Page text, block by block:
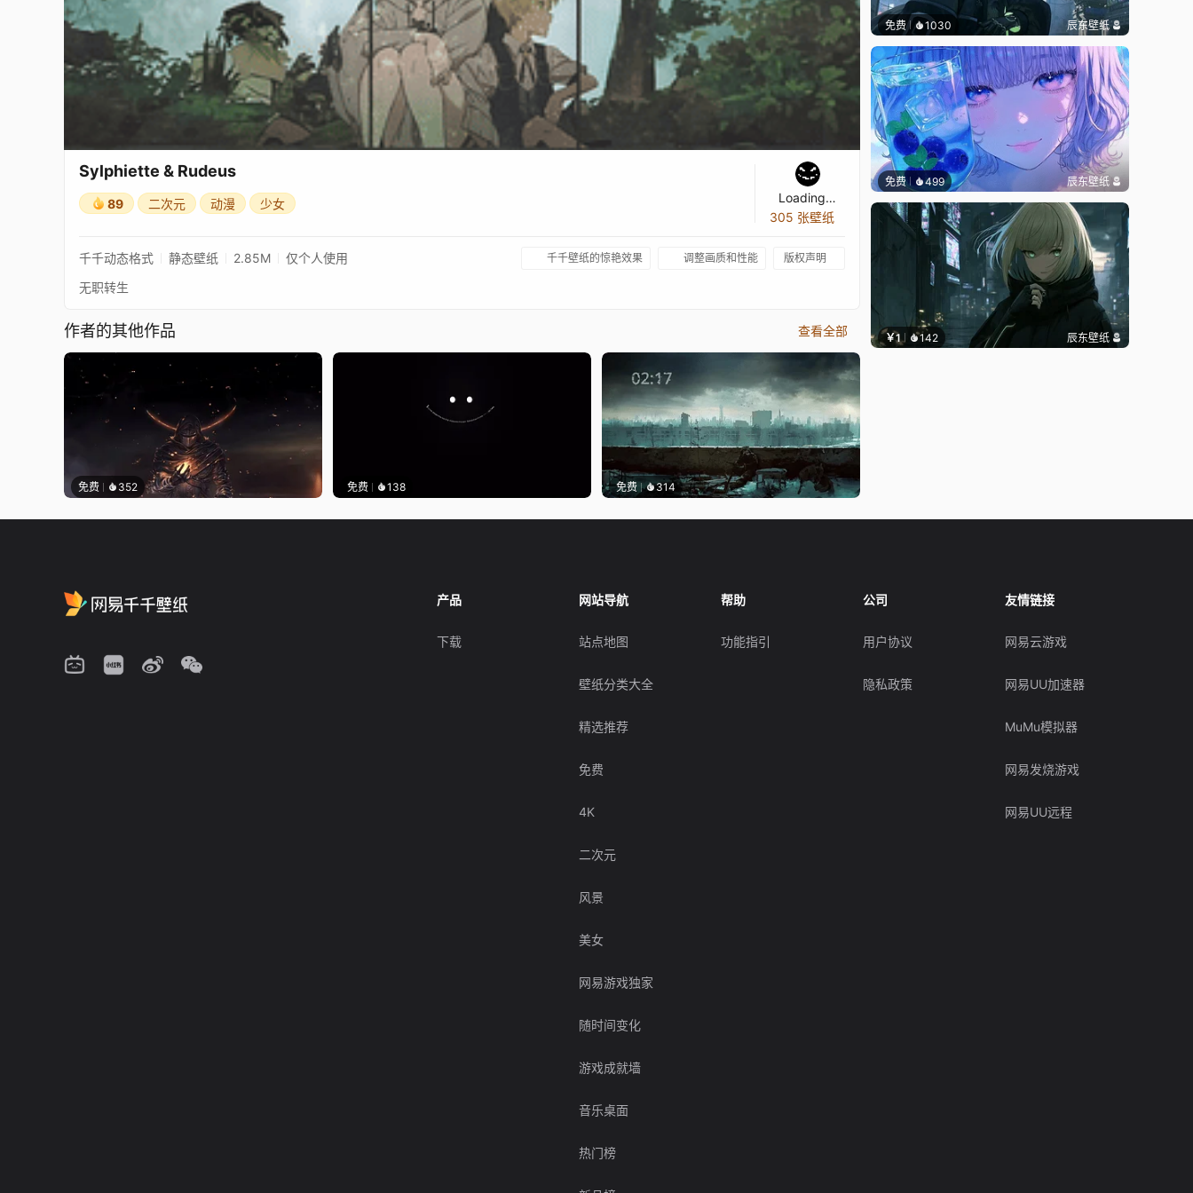
Sylphiette & Rudeus
89 二次元 动漫 少女
Loading…
305 张壁纸
千千动态格式 静态壁纸 2.85M 仅个人使用 千千壁纸的惊艳效果 调整画质和性能 版权声明
无职转生
作者的其他作品 查看全部
免费 352 免费 138 免费 314
免费 1030 辰东壁纸
免费 499 辰东壁纸
￥1 142 辰东壁纸
产品
下载
网站导航
站点地图
壁纸分类大全
精选推荐
免费
4K
二次元
风景
美女
网易游戏独家
随时间变化
游戏成就墙
音乐桌面
热门榜
帮助
功能指引
公司
用户协议
隐私政策
友情链接
网易云游戏
网易UU加速器
MuMu模拟器
网易发烧游戏
网易UU远程